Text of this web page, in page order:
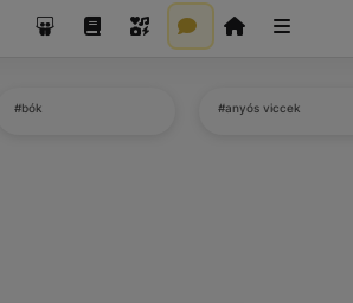
#bók #anyós viccek